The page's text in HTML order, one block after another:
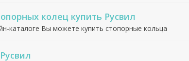
колец купить Русвил
каталоге Вы можете купить стопорные кольца